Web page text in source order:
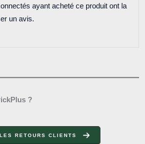
ayant acheté ce produit ont la
un avis.
?
RETOURS CLIENTS